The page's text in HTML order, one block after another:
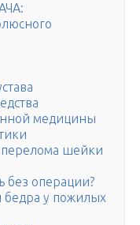
медицины
перелома шейки
без операции?
у пожилых